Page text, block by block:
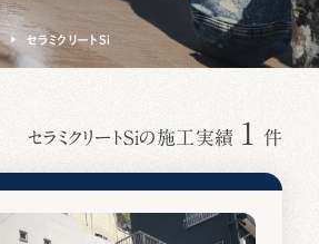
セラミクリートSi
セラミクリートSiの施工実績 1 件